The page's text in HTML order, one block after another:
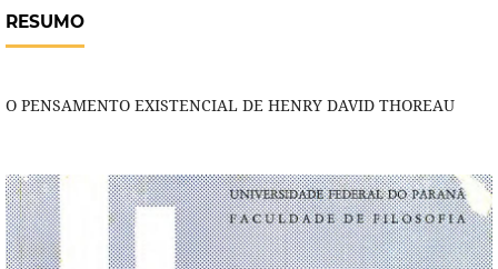
RESUMO
O PENSAMENTO EXISTENCIAL DE HENRY DAVID THOREAU